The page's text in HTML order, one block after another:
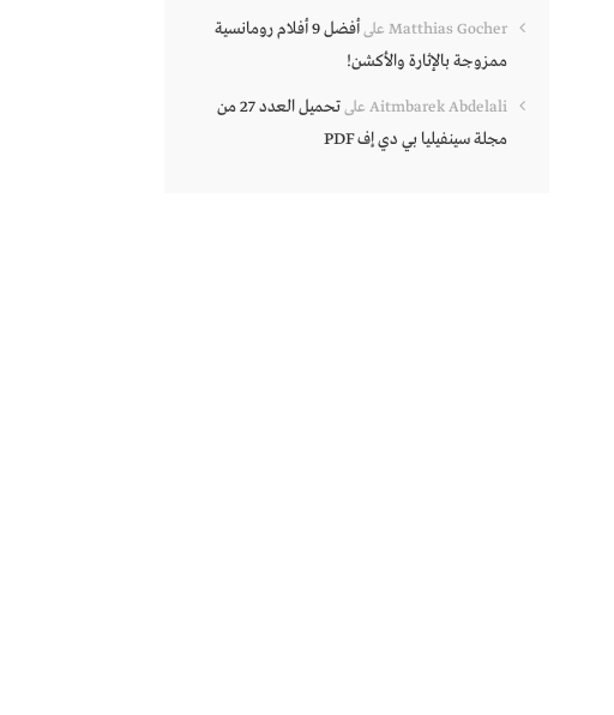
Matthias Gocher على
أفضل 9 أفلام رومانسية
ممزوجة بالإثارة والأكشن!
Aitmbarek Abdelali على
تحميل العدد 27 من
مجلة سينفيليا بي دي إف PDF